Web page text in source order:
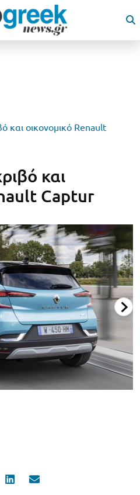
και οικονομικό Renault
και
Captur